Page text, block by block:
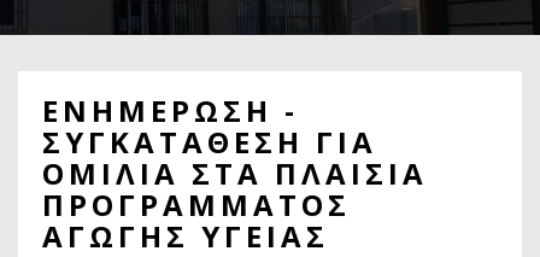
ΕΝΗΜΕΡΩΣΗ -
ΣΥΓΚΑΤΑΘΕΣΗ ΓΙΑ
ΟΜΙΛΙΑ ΣΤΑ ΠΛΑΙΣΙΑ
ΠΡΟΓΡΑΜΜΑΤΟΣ
ΑΓΩΓΗΣ ΥΓΕΙΑΣ